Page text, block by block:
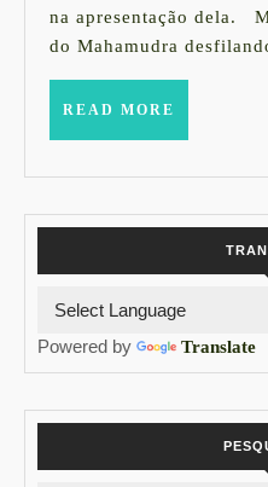
na apresentação dela.
do Mahamudra
READ MORE
Powered by Translate